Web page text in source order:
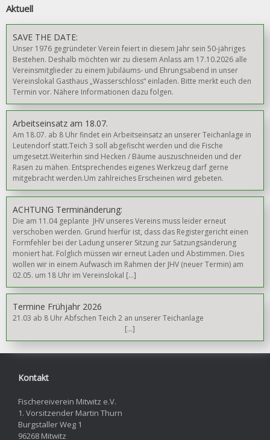
Aktuell
SAVE THE DATE:
Unser 1976 gegründeter Verein feiert in diesem Jahr sein 50-jähriges
Bestehen. Deshalb möchten wir zu diesem Anlass am 17.10.2026 alle
Vereinsmitglieder zu einem Jubiläums- und Ehrungsabend in unser
Vereinslokal Gasthaus „Wasserschloss“ einladen. Bitte merkt euch den
Termin vor. Nähere Informationen dazu folgen.
Arbeitseinsatz am 18.07.
Am 18.07. ab 8 Uhr findet ein Arbeitseinsatz an unserer Teichanlage in
Leutendorf statt.Teich 3 soll abgefischt werden und die Fische
umgesetzt.Weiterhin sind Hecken / Bäume auszuschneiden und der
Rasen zu mähen. Entsprechendes eigenes Werkzeug darf gerne
mitgebracht werden.Um zahlreiches Erscheinen wird gebeten.
ACHTUNG Terminänderung:
Die am 11.04 geplante JHV unseres Vereins muss leider erneut
verschoben werden. Grund hierfür ist, dass das Registergericht einen
Formfehler bei der Ladung unserer Sitzung zur Satzungsänderung
moniert hat. Folglich müssen wir erneut Laden und Abstimmen. Dies
wollen wir in einem Aufwasch im Rahmen der JHV (neuer Termin) am
02.05. um 18 Uhr im Vereinslokal […]
Termine Frühjahr 2026
21.03 ab 8 Uhr Abfschen Teich 2 an unserer Teichanlage
[…]
Kontakt
Fischereiverein Mitwitz e.V.
1. Vorsitzender Martin Thurn
Burgstaller Weg 1
96268 Mitwitz